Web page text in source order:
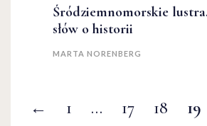
Śródziemnomorskie
słów o historii
MARTA NORENBERG
← 1 … 17 18 19